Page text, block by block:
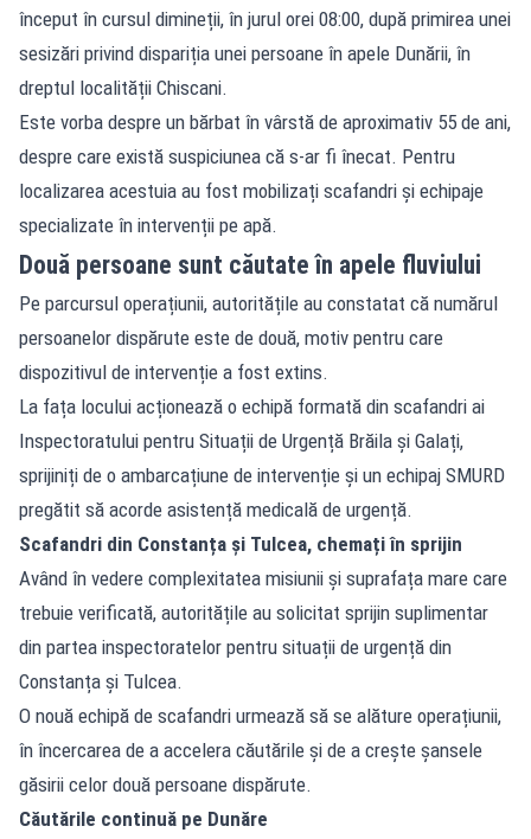
început în cursul dimineții, în jurul orei 08:00, după primirea unei
sesizări privind dispariția unei persoane în apele Dunării, în
dreptul localității Chiscani.
Este vorba despre un bărbat în vârstă de aproximativ 55 de ani,
despre care există suspiciunea că s-ar fi înecat. Pentru
localizarea acestuia au fost mobilizați scafandri și echipaje
specializate în intervenții pe apă.
Două persoane sunt căutate în apele fluviului
Pe parcursul operațiunii, autoritățile au constatat că numărul
persoanelor dispărute este de două, motiv pentru care
dispozitivul de intervenție a fost extins.
La fața locului acționează o echipă formată din scafandri ai
Inspectoratului pentru Situații de Urgență Brăila și Galați,
sprijiniți de o ambarcațiune de intervenție și un echipaj SMURD
pregătit să acorde asistență medicală de urgență.
Scafandri din Constanța și Tulcea, chemați în sprijin
Având în vedere complexitatea misiunii și suprafața mare care
trebuie verificată, autoritățile au solicitat sprijin suplimentar
din partea inspectoratelor pentru situații de urgență din
Constanța și Tulcea.
O nouă echipă de scafandri urmează să se alăture operațiunii,
în încercarea de a accelera căutările și de a crește șansele
găsirii celor două persoane dispărute.
Căutările continuă pe Dunăre